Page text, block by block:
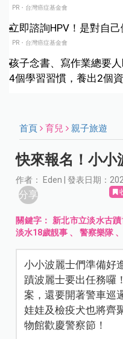
PR・台灣癌症基金會
立即諮詢HPV！是對自
PR・台灣癌症基金會
孩子念書、寫作業總要
4個學習習慣，養出2個
首頁 育兒 親子旅遊
快來報名！小小
作者： Eden | 發表日期：
分享
關鍵字： 新北市立淡水古
淡水18歲靚事 、警察樂隊
小小波麗士們準備好
蹟波麗士要出任務囉
案，還要開著警車巡
娃娃及檢疫犬也將齊
物館歡慶警察節！